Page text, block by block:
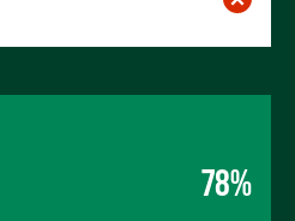
78%